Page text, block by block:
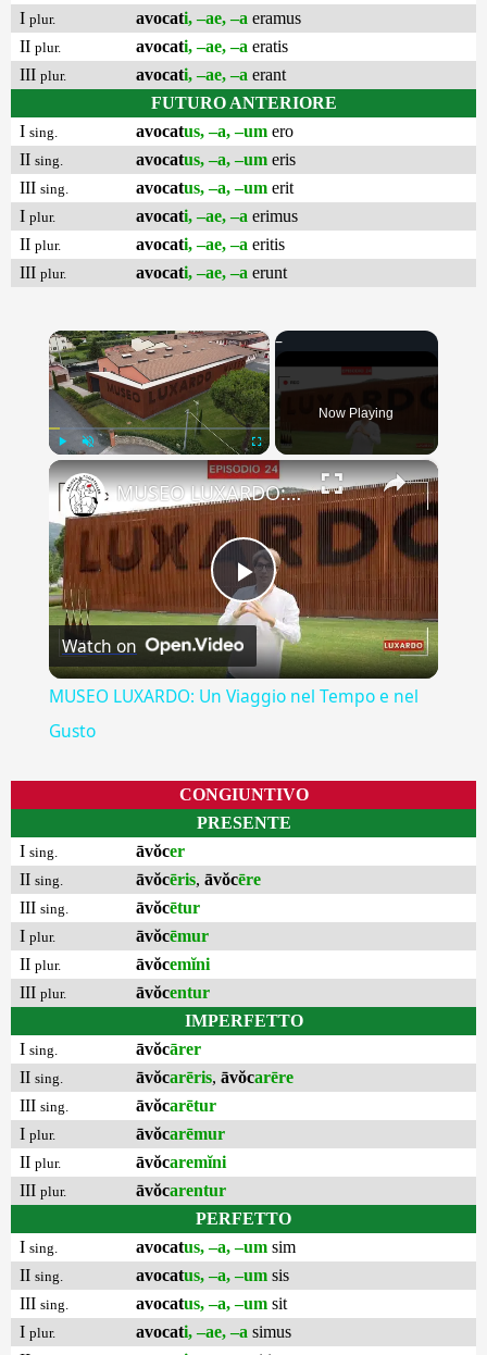
I plur. avocati, –ae, –a eramus
II plur. avocati, –ae, –a eratis
III plur. avocati, –ae, –a erant
FUTURO ANTERIORE
I sing. avocatus, –a, –um ero
II sing. avocatus, –a, –um eris
III sing. avocatus, –a, –um erit
I plur. avocati, –ae, –a erimus
II plur. avocati, –ae, –a eritis
III plur. avocati, –ae, –a erunt
×
Fullscreen
Now Playing
×
Play
Video
MUSEO LUXARDO: Un Viaggio nel Tempo e nel Gusto
Watch on
MUSEO LUXARDO: Un Viaggio nel Tempo e nel
Gusto
CONGIUNTIVO
PRESENTE
I sing. āvŏcer
II sing. āvŏcēris, āvŏcēre
III sing. āvŏcētur
I plur. āvŏcēmur
II plur. āvŏcemĭni
III plur. āvŏcentur
IMPERFETTO
I sing. āvŏcārer
II sing. āvŏcarēris, āvŏcarēre
III sing. āvŏcarētur
I plur. āvŏcarēmur
II plur. āvŏcaremĭni
III plur. āvŏcarentur
PERFETTO
I sing. avocatus, –a, –um sim
II sing. avocatus, –a, –um sis
III sing. avocatus, –a, –um sit
I plur. avocati, –ae, –a simus